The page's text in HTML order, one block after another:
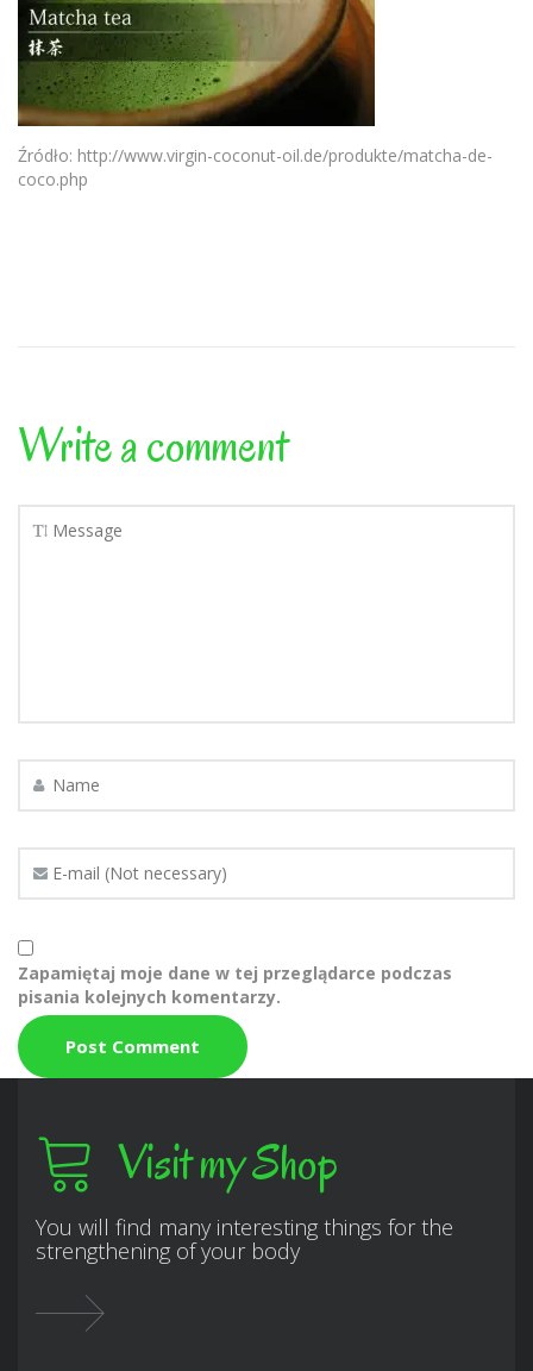
Źródło: http://www.virgin-coconut-oil.de/produkte/matcha-de-
coco.php
Write a comment
Zapamiętaj moje dane w tej przeglądarce podczas
pisania kolejnych komentarzy.
Visit my Shop
You will find many interesting things for the
strengthening of your body